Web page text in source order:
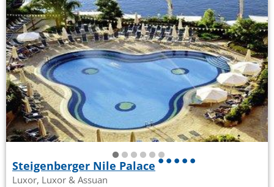
Steigenberger Nile Palace
Luxor, Luxor & Assuan